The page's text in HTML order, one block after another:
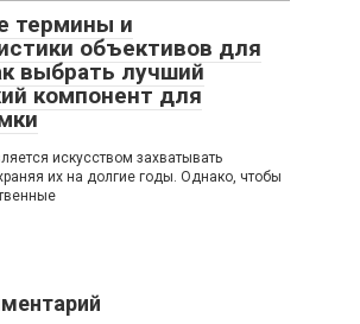
термины и
объективов для
выбрать лучший
компонент для
искусством захватывать
их на долгие годы. Однако, чтобы